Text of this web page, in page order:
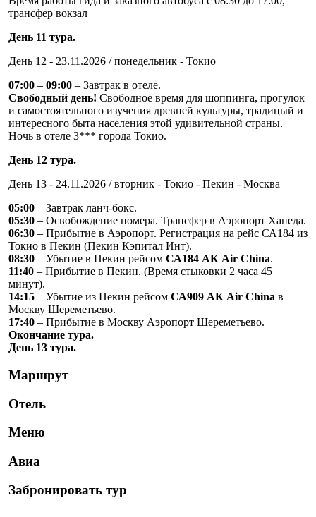
трансфер вокзал
День 11 тура.
День 12 - 23.11.2026 / понедельник - Токио
07:00 – 09:00 – Завтрак в отеле.
Свободный день! Свободное время для шоппинга, прогулок
и самостоятельного изучения древней культуры, традицый и
интересного быта населения этой удивительной страны.
Ночь в отеле 3*** города Токио.
День 12 тура.
День 13 - 24.11.2026 / вторник - Токио - Пекин - Москва
05:00 – Завтрак ланч-бокс.
05:30 – Освобождение номера. Трансфер в Аэропорт Ханеда.
06:30 – Прибытие в Аэропорт. Регистрация на рейс СА184 из
Токио в Пекин (Пекин Кэпитал Инт).
08:30 – Убытие в Пекин рейсом СА184 АК Air China.
11:40 – Прибытие в Пекин. (Время стыковки 2 часа 45
минут).
14:15 – Убытие из Пекин рейсом СА909 АК Air China в
Москву Шереметьево.
17:40 – Прибытие в Москву Аэропорт Шереметьево.
Окончание тура.
День 13 тура.
Маршрут
Отель
Меню
Авиа
Забронировать тур